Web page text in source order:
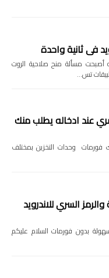
في ثانية واحدة
أصبحت مسألة منح صلاحية الروت
تس…
عند ادخاله يطلب منك
وحدات التخزين بمختلف
السري للاندرويد
بدون فورمات السلام عليكم